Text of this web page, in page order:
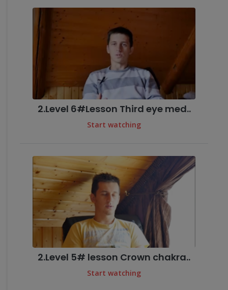
2.Level 6#Lesson Third eye med..
Start watching
2.Level 5# lesson Crown chakra..
Start watching